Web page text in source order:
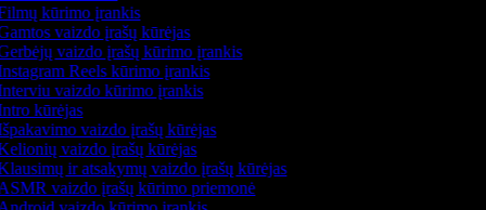
kūrimo įrankis
vaizdo įrašų kūrėjas
vaizdo įrašų kūrimo įrankis
Reels kūrimo įrankis
vaizdo kūrimo įrankis
kūrėjas
vaizdo įrašų kūrėjas
vaizdo įrašų kūrėjas
ir atsakymų vaizdo įrašų kūrėjas
vaizdo įrašų kūrimo priemonė